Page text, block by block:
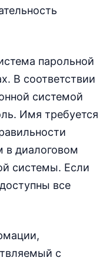
парольной
В соответствии
системой
Имя требуется
в диалоговом
системы. Если
все
с